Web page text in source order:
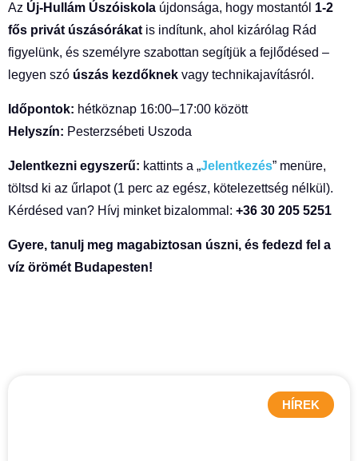
Az Új-Hullám Úszóiskola újdonsága, hogy mostantól 1-2
fős privát úszásórákat is indítunk, ahol kizárólag Rád
figyelünk, és személyre szabottan segítjük a fejlődésed –
legyen szó úszás kezdőknek vagy technikajavításról.
Időpontok: hétköznap 16:00–17:00 között
Helyszín: Pesterzsébeti Uszoda
Jelentkezni egyszerű: kattints a „Jelentkezés” menüre,
töltsd ki az űrlapot (1 perc az egész, kötelezettség nélkül).
Kérdésed van? Hívj minket bizalommal: +36 30 205 5251
Gyere, tanulj meg magabiztosan úszni, és fedezd fel a
víz örömét Budapesten!
HÍREK